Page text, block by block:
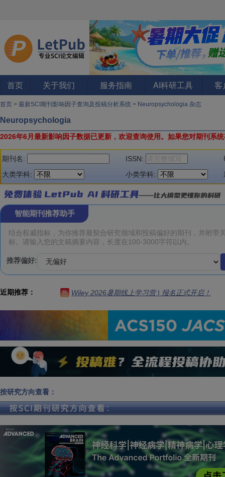
首页 关于我们 服务指南 AI科研工具 客
首页 > 最新SCI期刊影响因子查询及投稿分析系统 > Neuropsychologia 杂志
Neuropsychologia
2026年6月最新影响因子数据已更新，欢迎查询使用。 如果您对期刊系
期刊名: ISSN:
大类学科:
小类学科:
智能期刊推荐助手
推荐偏好:
近期推荐： 热 Wiley 2026暑期线上学习营 | 报名正式开启！
按研究方向查看：